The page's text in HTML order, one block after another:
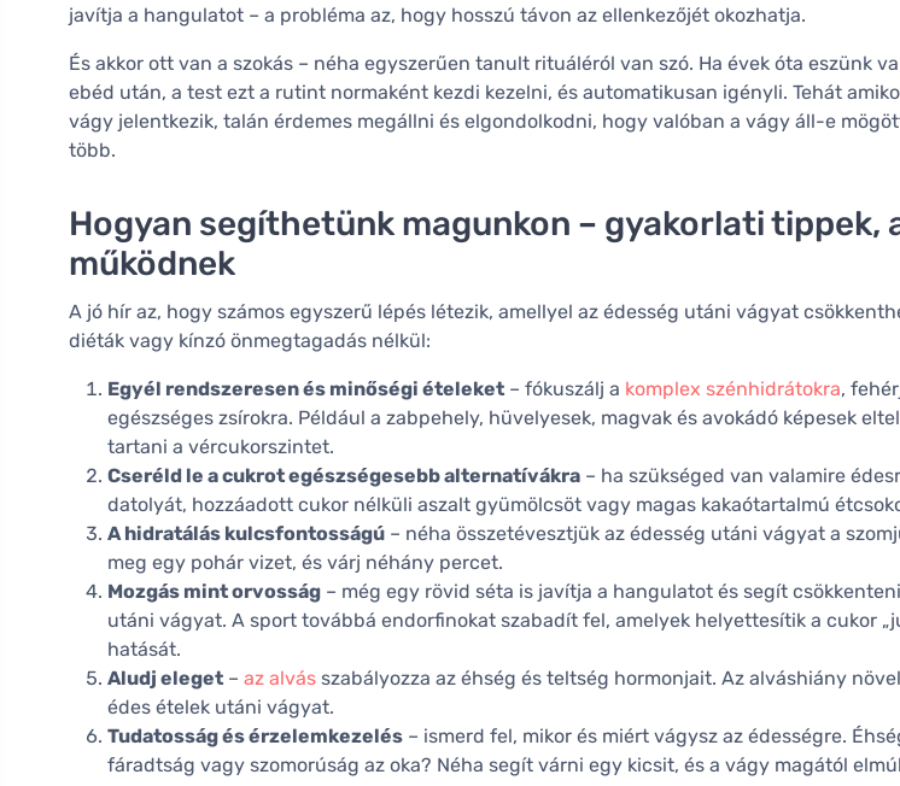
javítja a hangulatot – a probléma az, hogy hosszú távon az ellenkezőjét okozhatja.
És akkor ott van a szokás – néha egyszerűen tanult rituáléról van szó. Ha évek óta eszünk
ebéd után, a test ezt a rutint normaként kezdi kezelni, és automatikusan igényli. Tehát
vágy jelentkezik, talán érdemes megállni és elgondolkodni, hogy valóban a vágy áll-e
több.
Hogyan segíthetünk magunkon – gyakorlati tippek,
működnek
A jó hír az, hogy számos egyszerű lépés létezik, amellyel az édesség utáni vágyat
diéták vagy kínzó önmegtagadás nélkül:
Egyél rendszeresen és minőségi ételeket – fókuszálj a komplex szénhidrátokra,
egészséges zsírokra. Például a zabpehely, hüvelyesek, magvak és avokádó képesek
tartani a vércukorszintet.
Cseréld le a cukrot egészségesebb alternatívákra – ha szükséged van valamire
datolyát, hozzáadott cukor nélküli aszalt gyümölcsöt vagy magas kakaótartalmú
A hidratálás kulcsfontosságú – néha összetévesztjük az édesség utáni vágyat a
meg egy pohár vizet, és várj néhány percet.
Mozgás mint orvosság – még egy rövid séta is javítja a hangulatot és segít
utáni vágyat. A sport továbbá endorfinokat szabadít fel, amelyek helyettesítik a cukor
hatását.
Aludj eleget – az alvás szabályozza az éhség és teltség hormonjait. Az alváshiány
édes ételek utáni vágyat.
Tudatosság és érzelemkezelés – ismerd fel, mikor és miért vágysz az édességre.
fáradtság vagy szomorúság az oka? Néha segít várni egy kicsit, és a vágy magától